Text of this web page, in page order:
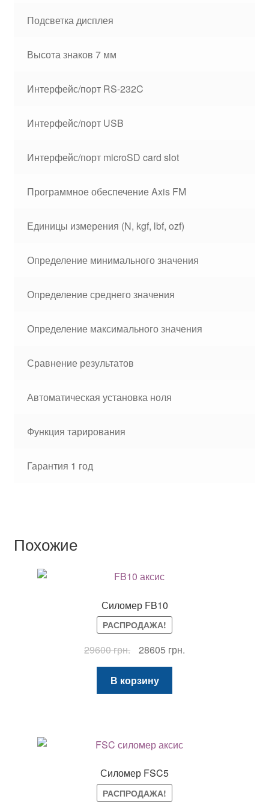
Подсветка дисплея
Высота знаков 7 мм
Интерфейс/порт RS-232C
Интерфейс/порт USB
Интерфейс/порт microSD card slot
Программное обеспечение Axis FM
Единицы измерения (N, kgf, lbf, ozf)
Определение минимального значения
Определение среднего значения
Определение максимального значения
Сравнение результатов
Автоматическая установка ноля
Функция тарирования
Гарантия 1 год
Похожие
Силомер FB10
РАСПРОДАЖА!
29600грн.
Первоначальная
цена
составляла
29600 грн..
28605 грн.Текущая
В корзину
Силомер FSC5
РАСПРОДАЖА!